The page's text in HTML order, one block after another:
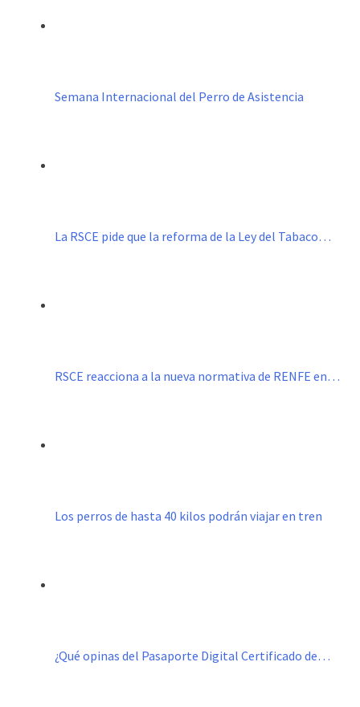
Semana Internacional del Perro de Asistencia
La RSCE pide que la reforma de la Ley del Tabaco…
RSCE reacciona a la nueva normativa de RENFE en…
Los perros de hasta 40 kilos podrán viajar en tren
¿Qué opinas del Pasaporte Digital Certificado de…